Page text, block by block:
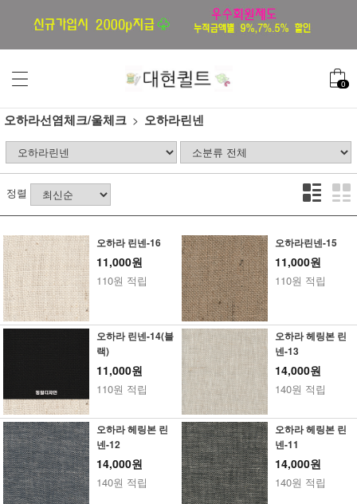
0
오하라선염체크/울체크 오하라린넨
정렬
오하라 린넨-16
11,000원
110원 적립
오하라린넨-15
11,000원
110원 적립
오하라 린넨-14(블
랙)
11,000원
110원 적립
오하라 헤링본 린
넨-13
14,000원
140원 적립
오하라 헤링본 린
넨-12
14,000원
140원 적립
오하라 헤링본 린
넨-11
14,000원
140원 적립